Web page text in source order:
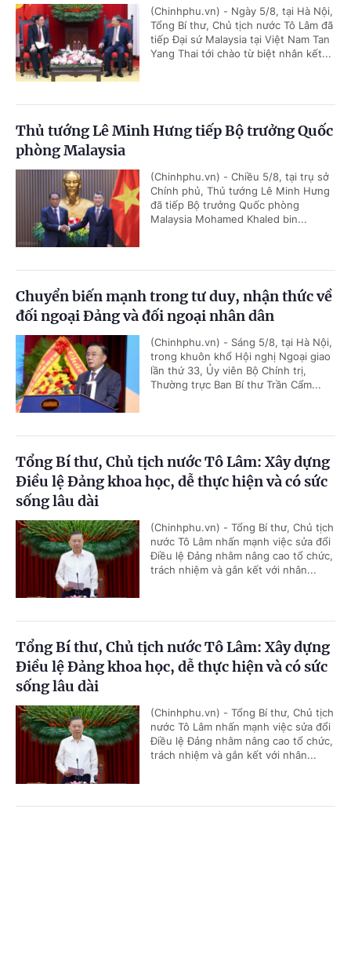
(Chinhphu.vn) - Ngày 5/8, tại Hà Nội,
Tổng Bí thư, Chủ tịch nước Tô Lâm đã
tiếp Đại sứ Malaysia tại Việt Nam Tan
Yang Thai tới chào từ biệt nhân kết...
Thủ tướng Lê Minh Hưng tiếp Bộ trưởng Quốc
phòng Malaysia
(Chinhphu.vn) - Chiều 5/8, tại trụ sở
Chính phủ, Thủ tướng Lê Minh Hưng
đã tiếp Bộ trưởng Quốc phòng
Malaysia Mohamed Khaled bin...
Chuyển biến mạnh trong tư duy, nhận thức về
đối ngoại Đảng và đối ngoại nhân dân
(Chinhphu.vn) - Sáng 5/8, tại Hà Nội,
trong khuôn khổ Hội nghị Ngoại giao
lần thứ 33, Ủy viên Bộ Chính trị,
Thường trực Ban Bí thư Trần Cẩm...
Tổng Bí thư, Chủ tịch nước Tô Lâm: Xây dựng
Điều lệ Đảng khoa học, dễ thực hiện và có sức
sống lâu dài
(Chinhphu.vn) - Tổng Bí thư, Chủ tịch
nước Tô Lâm nhấn mạnh việc sửa đổi
Điều lệ Đảng nhằm nâng cao tổ chức,
trách nhiệm và gắn kết với nhân...
Tổng Bí thư, Chủ tịch nước Tô Lâm: Xây dựng
Điều lệ Đảng khoa học, dễ thực hiện và có sức
sống lâu dài
(Chinhphu.vn) - Tổng Bí thư, Chủ tịch
nước Tô Lâm nhấn mạnh việc sửa đổi
Điều lệ Đảng nhằm nâng cao tổ chức,
trách nhiệm và gắn kết với nhân...